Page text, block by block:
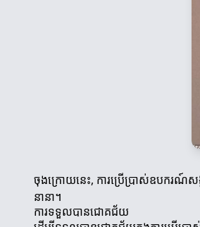
ចុងក្រោយនេះ, ការប្រើប្រាស់ឧបករណ៍
នានា។
ការទទួលបានជោគជ័យ